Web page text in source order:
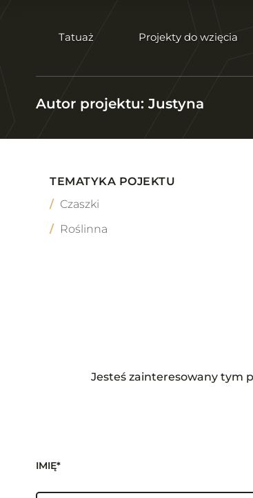
Tatuaż Projekty do wzięcia
Autor projektu: Justyna
TEMATYKA POJEKTU
Czaszki
Roślinna
Jesteś zainteresowany tym
IMIĘ*